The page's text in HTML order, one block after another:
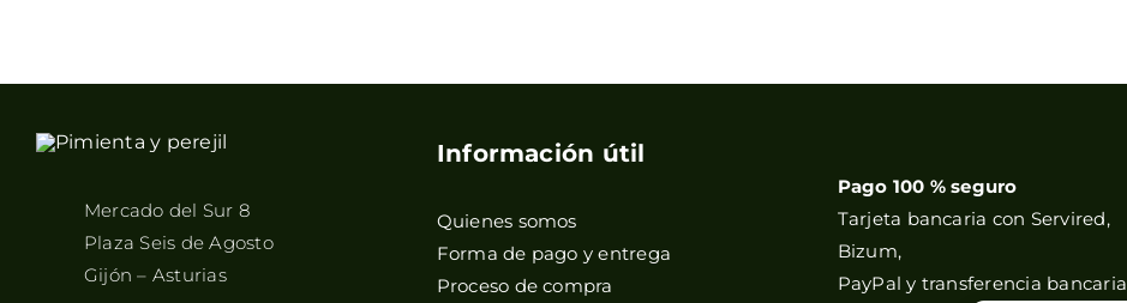
Mercado del Sur 8
Plaza Seis de Agosto
Gijón – Asturias
Información útil
Quienes somos
Forma de pago y entrega
Proceso de compra
Pago 100 % seguro
Tarjeta bancaria con Servired,
Bizum,
PayPal y transferencia bancaria